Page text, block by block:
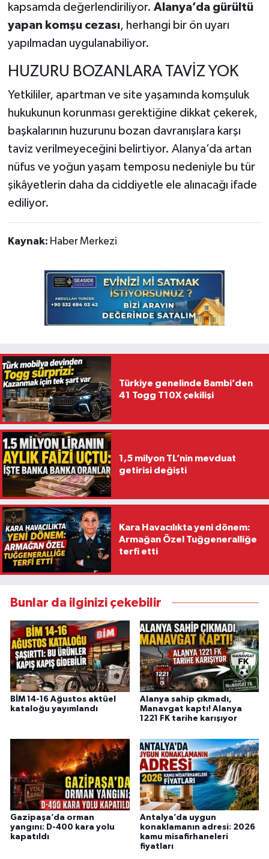
kapsamda değerlendiriliyor. Alanya’da gürültü
yapan komşu cezası, herhangi bir ön uyarı
yapılmadan uygulanabiliyor.
HUZURU BOZANLARA TAVİZ YOK
Yetkililer, apartman ve site yaşamında komşuluk
hukukunun korunması gerektiğine dikkat çekerek,
başkalarının huzurunu bozan davranışlara karşı
taviz verilmeyeceğini belirtiyor. Alanya’da artan
nüfus ve yoğun yaşam temposu nedeniyle bu tür
şikâyetlerin daha da ciddiyetle ele alınacağı ifade
ediliyor.
Kaynak: Haber Merkezi
Türkiye genelinde Bambi’den
41 Togg T10X çekilişi
1,5 milyon TL’nin mevduat
getirisi değişti
Kara Havacılıkta yeni dönem:
Armağan Özel Tuğgeneralliğe
terfi etti
Bunlar da ilginizi çekebilir
BİM 14-16 Ağustos aktüel
kataloğu yayımlandı
Alanya sahip çıkmadı,
Manavgat kaptı! Alanya
1221 FK tarihe karışıyor
Gazipaşa’da orman
yangını: D-400 kara yolu
kapatıldı
Antalya’da uygun
konaklamanın adresi: 2026
kamu misafirhaneleri
fiyatları